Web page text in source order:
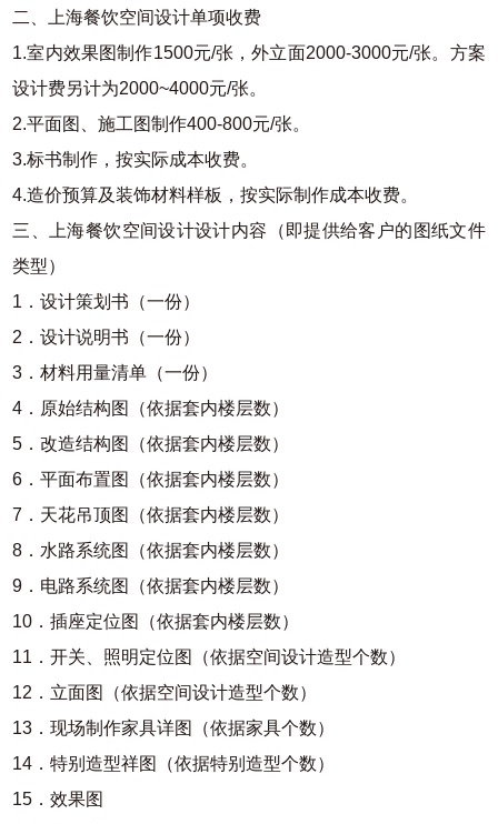
二、上海餐饮空间设计单项收费
1.室内效果图制作1500元/张，外立面2000-3000元/张。方案
设计费另计为2000~4000元/张。
2.平面图、施工图制作400-800元/张。
3.标书制作，按实际成本收费。
4.造价预算及装饰材料样板，按实际制作成本收费。
三、上海餐饮空间设计设计内容（即提供给客户的图纸文件
类型）
1．设计策划书（一份）
2．设计说明书（一份）
3．材料用量清单（一份）
4．原始结构图（依据套内楼层数）
5．改造结构图（依据套内楼层数）
6．平面布置图（依据套内楼层数）
7．天花吊顶图（依据套内楼层数）
8．水路系统图（依据套内楼层数）
9．电路系统图（依据套内楼层数）
10．插座定位图（依据套内楼层数）
11．开关、照明定位图（依据空间设计造型个数）
12．立面图（依据空间设计造型个数）
13．现场制作家具详图（依据家具个数）
14．特别造型祥图（依据特别造型个数）
15．效果图